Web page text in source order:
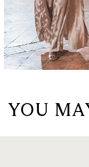
YOU